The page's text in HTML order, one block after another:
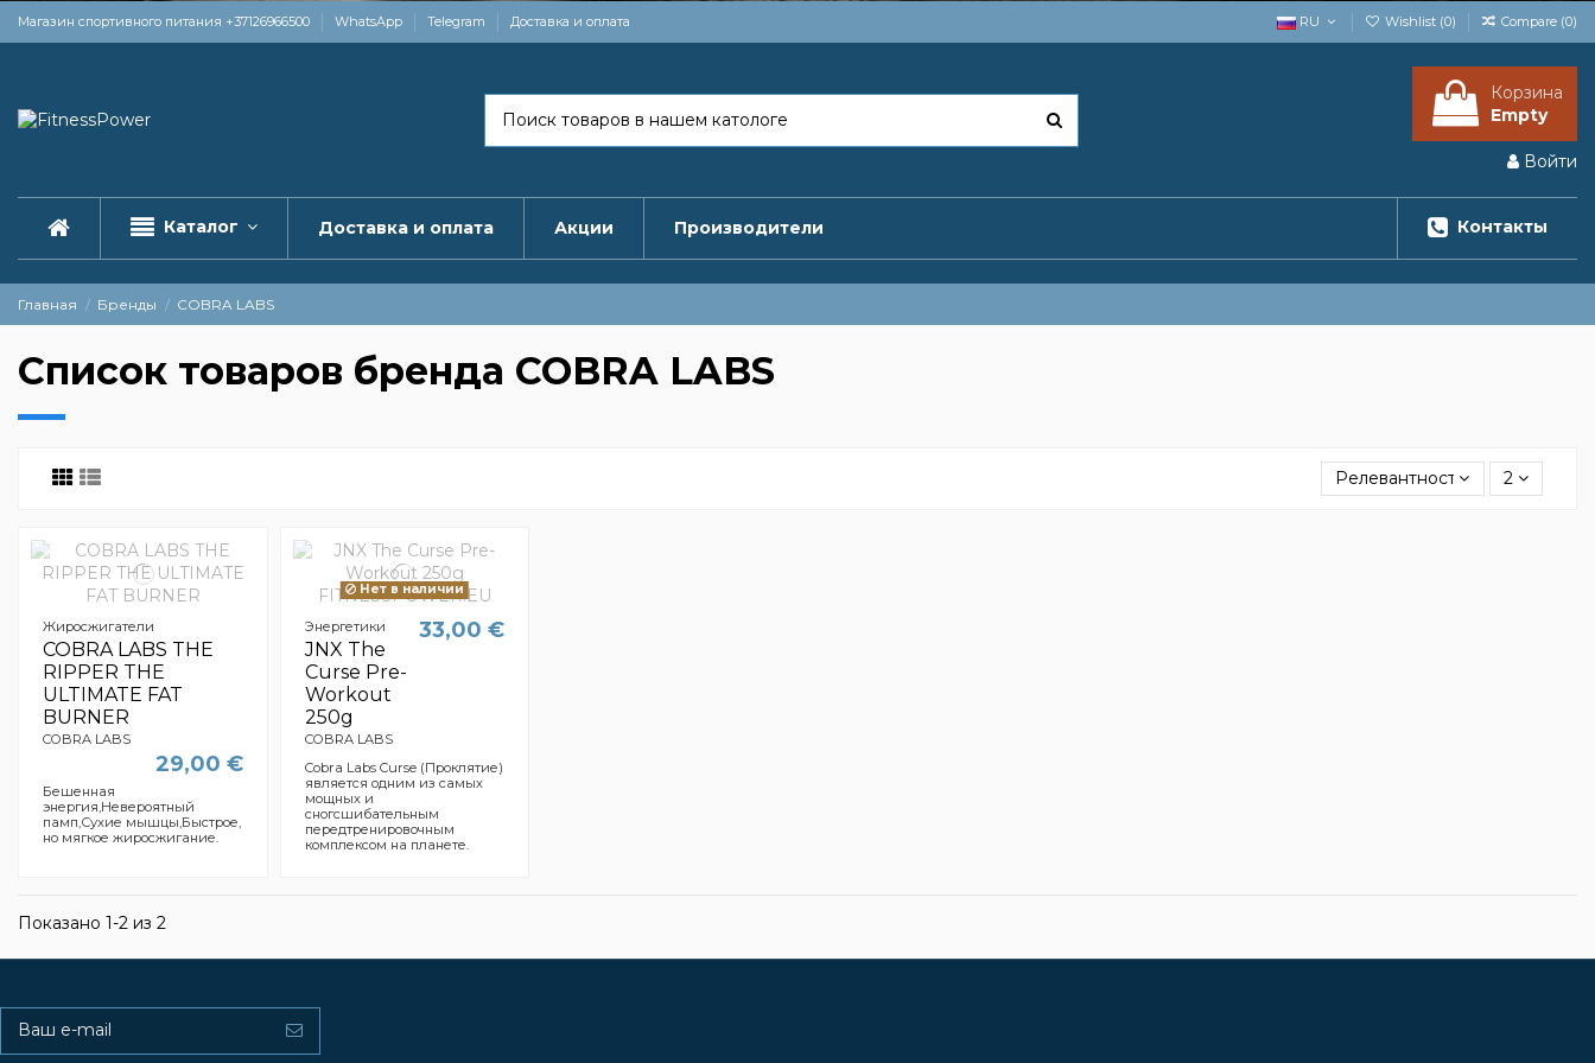
Магазин спортивного питания +37126966500 WhatsApp Telegram Доставка и оплата RU Wishlist (0) Compare (0)
Корзина
Empty
Войти
Каталог Доставка и оплата Акции Контакты
Производители
Главная Бренды COBRA LABS
Список товаров бренда COBRA LABS
Релевантность 2
Жиросжигатели
COBRA LABS THE
RIPPER THE
ULTIMATE FAT
BURNER
COBRA LABS
29,00 €
Бешенная
энергия,Невероятный
памп,Сухие мышцы,Быстрое,
но мягкое жиросжигание.
Нет в наличии
Энергетики
JNX The
Curse Pre-
Workout
250g
COBRA LABS
33,00 €
Cobra Labs Curse (Проклятие)
является одним из самых
мощных и
сногсшибательным
передтренировочным
комплексом на планете.
Показано 1-2 из 2